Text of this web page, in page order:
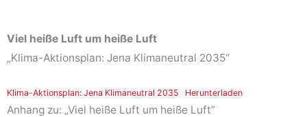
Viel heiße Luft um heiße Luft
„Klima-Aktionsplan: Jena Klimaneutral 2035“
Klima-Aktionsplan: Jena Klimaneutral 2035 Herunterladen
Anhang zu: „Viel heiße Luft um heiße Luft”